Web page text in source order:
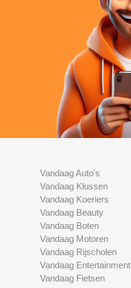
Vandaag Auto's
Vandaag Klussen
Vandaag Koeriers
Vandaag Beauty
Vandaag Boten
Vandaag Motoren
Vandaag Rijscholen
Vandaag Entertainment
Vandaag Fietsen